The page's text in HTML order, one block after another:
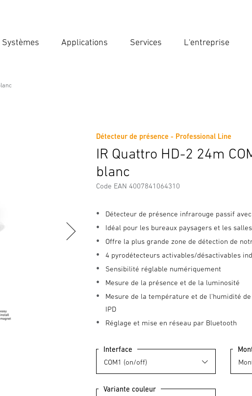
Systèmes Applications Services L'entreprise
Détecteur de présence - Professional Line
IR Quattro HD-2 24m
blanc
Code EAN 4007841064310
Détecteur de présence infrarouge passif
Idéal pour les bureaux paysagers et les
Offre la plus grande zone de détection de
4 pyrodétecteurs activables/désactivables
Sensibilité réglable numériquement
Mesure de la présence et de la luminosité
Mesure de la température et de l'humidité de
IPD
Réglage et mise en réseau par Bluetooth
Interface
Variante couleur
Consignes de Sécurité et Avertissements Informations sur le